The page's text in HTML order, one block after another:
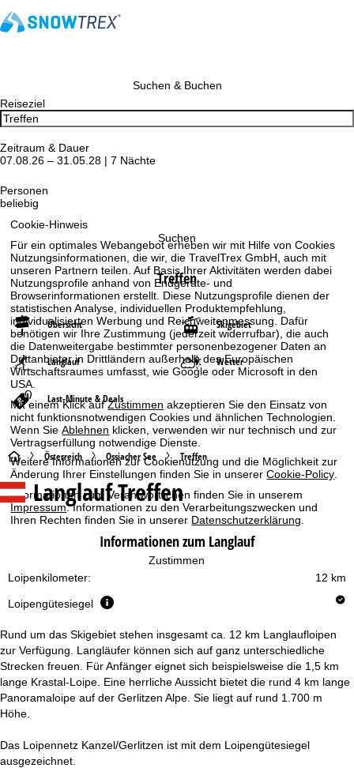
Cookie-Hinweis
Für ein optimales Webangebot erheben wir mit Hilfe von Cookies
Nutzungsinformationen, die wir, die TravelTrex GmbH, auch mit
unseren Partnern teilen. Auf Basis Ihrer Aktivitäten werden dabei
Nutzungsprofile anhand von Endgeräte- und
Browserinformationen erstellt. Diese Nutzungsprofile dienen der
statistischen Analyse, individuellen Produktempfehlung,
individualisierten Werbung und Reichweitenmessung. Dafür
benötigen wir Ihre Zustimmung (jederzeit widerrufbar), die auch
die Datenweitergabe bestimmter personenbezogener Daten an
Drittanbieter in Drittländern außerhalb des Europäischen
Wirtschaftsraumes umfasst, wie Google oder Microsoft in den
USA.
Mit einem Klick aufZustimmen akzeptieren Sie den Einsatz von
nicht funktionsnotwendigen Cookies und ähnlichen Technologien.
Wenn SieAblehnen klicken, verwenden wir nur technisch und zur
Vertragserfüllung notwendige Dienste.
Weitere Informationen zur Cookienutzung und die Möglichkeit zur
Änderung Ihrer Einstellungen finden Sie in unsererCookie-Policy.
Informationen zum Verantwortlichen finden Sie in unserem
Impressum. Informationen zu den Verarbeitungszwecken und
Ihren Rechten finden Sie in unserer Datenschutzerklärung.
Zustimmen
Suchen & Buchen
Reiseziel
Zeitraum & Dauer
07.08.26 – 31.05.28 | 7 Nächte
Personen
beliebig
Suchen
Treffen
Übersicht Skigebiet
Langlauf Wetter
Last-Minute & Deals
S
t
a
t
e
i
t
e
Österreich Ossiacher See Treffen
Langlauf Treffen
Informationen zum Langlauf
12 km
Loipenkilometer:
Loipengütesiegel
Rund um das Skigebiet stehen insgesamt ca. 12 km Langlaufloipen
zur Verfügung. Langläufer können sich auf ganz unterschiedliche
Strecken freuen. Für Anfänger eignet sich beispielsweise die 1,5 km
lange Krastal-Loipe. Eine herrliche Aussicht bietet die rund 4 km lange
Panoramaloipe auf der Gerlitzen Alpe. Sie liegt auf rund 1.700 m
Höhe.
Das Loipennetz Kanzel/Gerlitzen ist mit dem Loipengütesiegel
ausgezeichnet.